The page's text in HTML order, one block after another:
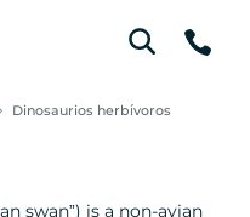
Dinosaurios herbívoros
swan”) is a non-avian